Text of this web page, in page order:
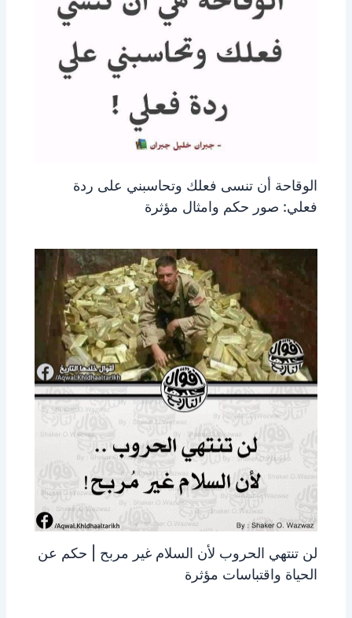
الوقاحة أن تنسى فعلك وتحاسبني على ردة
فعلي: صور حكم وامثال مؤثرة
لن تنتهي الحروب لأن السلام غير مربح | حكم عن
الحياة واقتباسات مؤثرة